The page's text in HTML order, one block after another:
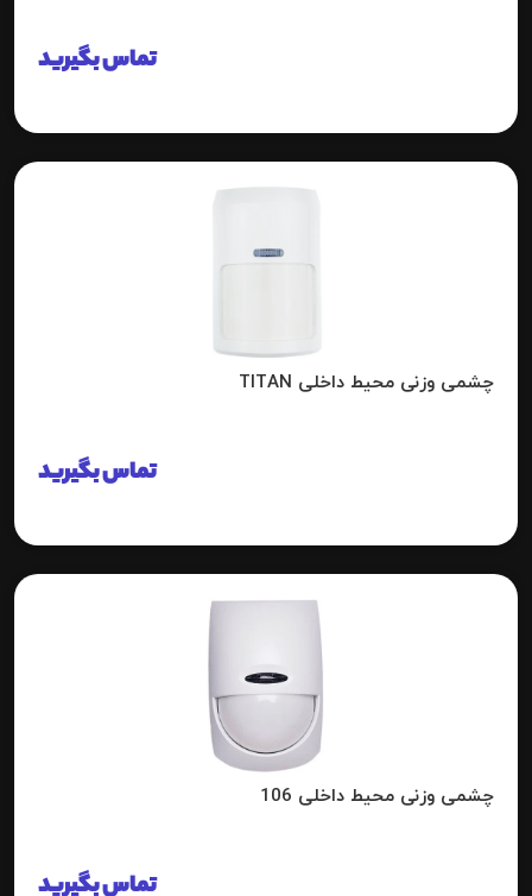
تماس بگیرید
چشمی وزنی محیط داخلی TITAN
تماس بگیرید
چشمی وزنی محیط داخلی 106
تماس بگیرید